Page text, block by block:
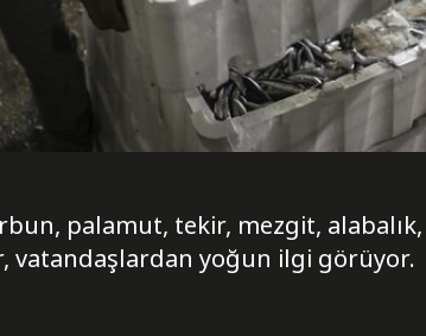
palamut, tekir, mezgit,
vatandaşlardan yoğun ilgi görüyor.